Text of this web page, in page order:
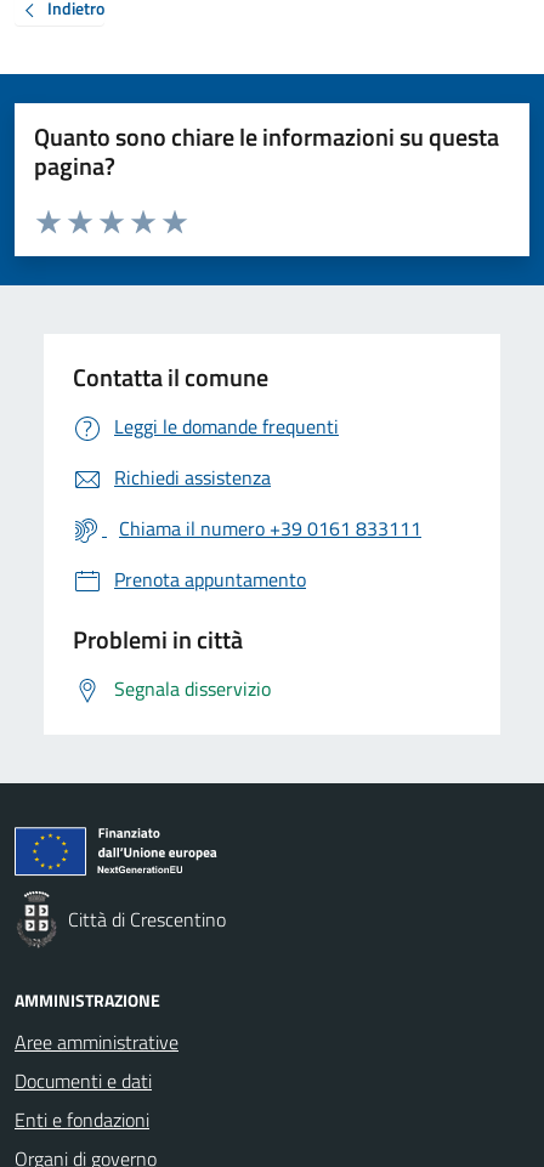
Indietro
Quanto sono chiare le informazioni su questa
pagina?
Valuta da 1 a 5 stelle la pagina
Valuta 5 stelle su 5
Valuta 4 stelle su 5
Valuta 3 stelle su 5
Valuta 2 stelle su 5
Valuta 1 stelle su 5
Contatta il comune
Leggi le domande frequenti
Richiedi assistenza
Chiama il numero +39 0161 833111
Prenota appuntamento
Problemi in città
Segnala disservizio
Città di Crescentino
AMMINISTRAZIONE
Aree amministrative
Documenti e dati
Enti e fondazioni
Organi di governo